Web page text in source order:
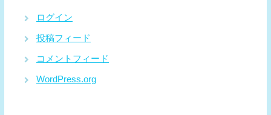
ログイン
投稿フィード
コメントフィード
WordPress.org